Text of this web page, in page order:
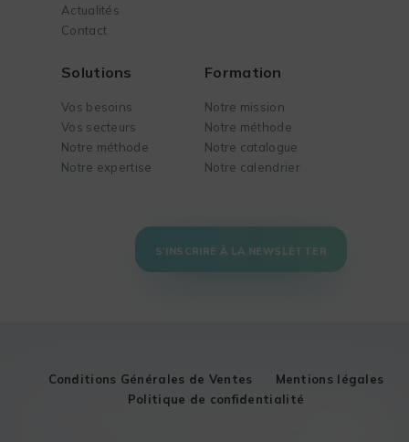
Actualités
Contact
Solutions
Vos besoins
Vos secteurs
Notre méthode
Notre expertise
Formation
Notre mission
Notre méthode
Notre catalogue
Notre calendrier
S'INSCRIRE À LA NEWSLETTER
Conditions Générales de Ventes
Mentions légales
Politique de confidentialité